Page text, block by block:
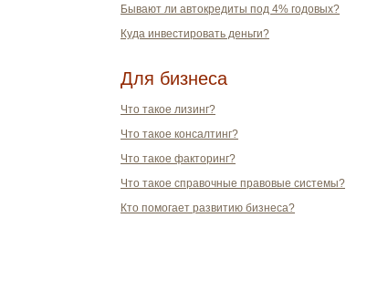
Бывают ли автокредиты под 4% годовых?
Куда инвестировать деньги?
Для бизнеса
Что такое лизинг?
Что такое консалтинг?
Что такое факторинг?
Что такое справочные правовые системы?
Кто помогает развитию бизнеса?